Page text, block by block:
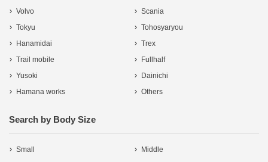
Volvo
Scania
Tokyu
Tohosyaryou
Hanamidai
Trex
Trail mobile
Fullhalf
Yusoki
Dainichi
Hamana works
Others
Search by Body Size
Small
Middle